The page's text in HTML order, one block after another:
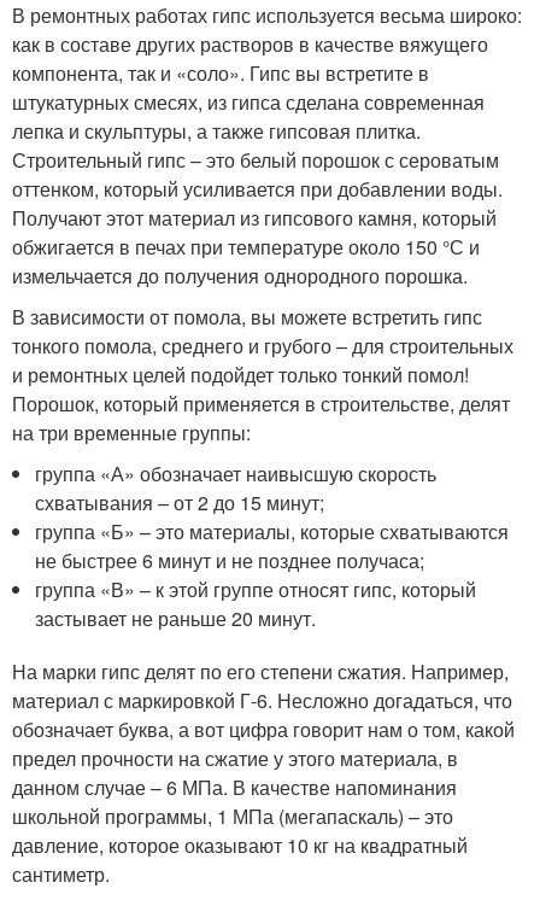
В ремонтных работах гипс используется весьма широко:
как в составе других растворов в качестве вяжущего
компонента, так и «соло». Гипс вы встретите в
штукатурных смесях, из гипса сделана современная
лепка и скульптуры, а также гипсовая плитка.
Строительный гипс – это белый порошок с сероватым
оттенком, который усиливается при добавлении воды.
Получают этот материал из гипсового камня, который
обжигается в печах при температуре около 150 °С и
измельчается до получения однородного порошка.
В зависимости от помола, вы можете встретить гипс
тонкого помола, среднего и грубого – для строительных
и ремонтных целей подойдет только тонкий помол!
Порошок, который применяется в строительстве, делят
на три временные группы:
группа «А» обозначает наивысшую скорость
схватывания – от 2 до 15 минут;
группа «Б» – это материалы, которые схватываются
не быстрее 6 минут и не позднее получаса;
группа «В» – к этой группе относят гипс, который
застывает не раньше 20 минут.
На марки гипс делят по его степени сжатия. Например,
материал с маркировкой Г-6. Несложно догадаться, что
обозначает буква, а вот цифра говорит нам о том, какой
предел прочности на сжатие у этого материала, в
данном случае – 6 МПа. В качестве напоминания
школьной программы, 1 МПа (мегапаскаль) – это
давление, которое оказывают 10 кг на квадратный
сантиметр.